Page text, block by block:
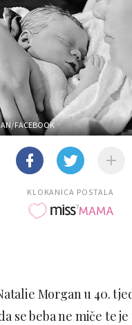
FACEBOOK
KLOKANICA POSTALA
Morgan u 40.
se beba ne miče te